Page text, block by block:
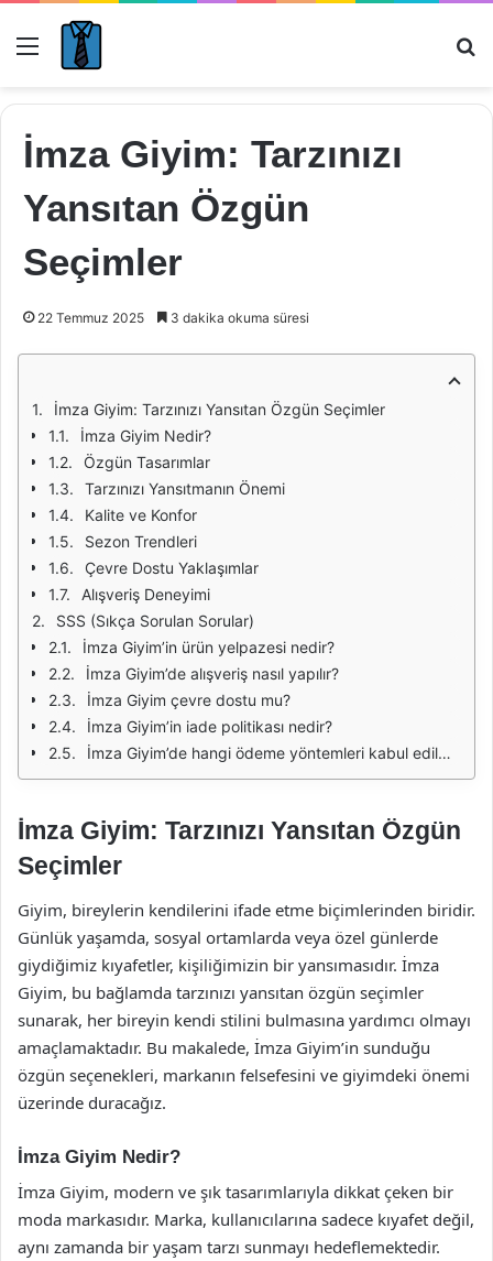
Menü
İmza Giyim: Tarzınızı
Yansıtan Özgün
Seçimler
22 Temmuz 2025 3 dakika okuma süresi
İmza Giyim: Tarzınızı Yansıtan Özgün Seçimler
İmza Giyim Nedir?
Özgün Tasarımlar
Tarzınızı Yansıtmanın Önemi
Kalite ve Konfor
Sezon Trendleri
Çevre Dostu Yaklaşımlar
Alışveriş Deneyimi
SSS (Sıkça Sorulan Sorular)
İmza Giyim’in ürün yelpazesi nedir?
İmza Giyim’de alışveriş nasıl yapılır?
İmza Giyim çevre dostu mu?
İmza Giyim’in iade politikası nedir?
İmza Giyim’de hangi ödeme yöntemleri kabul edilmektedir?
İmza Giyim: Tarzınızı Yansıtan Özgün
Seçimler
Giyim, bireylerin kendilerini ifade etme biçimlerinden biridir.
Günlük yaşamda, sosyal ortamlarda veya özel günlerde
giydiğimiz kıyafetler, kişiliğimizin bir yansımasıdır. İmza
Giyim, bu bağlamda tarzınızı yansıtan özgün seçimler
sunarak, her bireyin kendi stilini bulmasına yardımcı olmayı
amaçlamaktadır. Bu makalede, İmza Giyim’in sunduğu
özgün seçenekleri, markanın felsefesini ve giyimdeki önemi
üzerinde duracağız.
İmza Giyim Nedir?
İmza Giyim, modern ve şık tasarımlarıyla dikkat çeken bir
moda markasıdır. Marka, kullanıcılarına sadece kıyafet değil,
aynı zamanda bir yaşam tarzı sunmayı hedeflemektedir.